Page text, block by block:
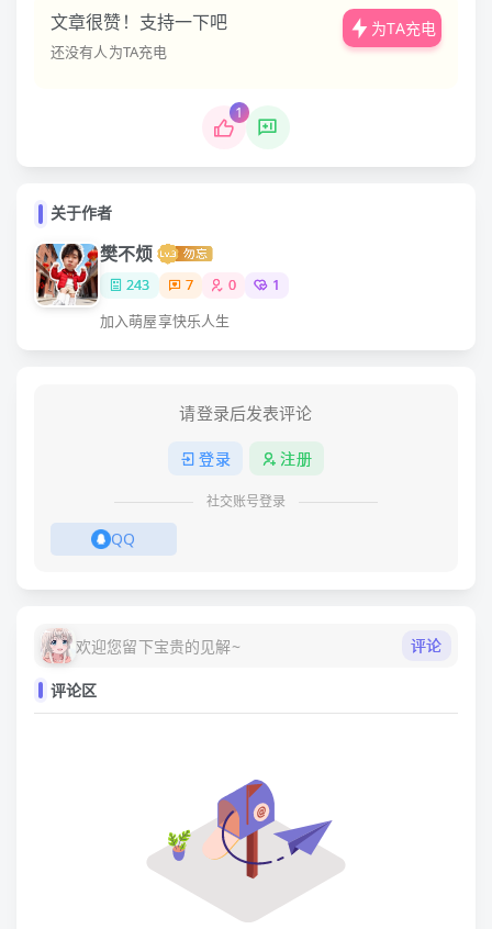
文章很赞！支持一下吧
还没有人为TA充电
为TA充电
1
关于作者
樊不烦
243 7 0 1
加入萌屋享快乐人生
请登录后发表评论
登录 注册
社交账号登录
QQ
欢迎您留下宝贵的见解~ 评论
评论区